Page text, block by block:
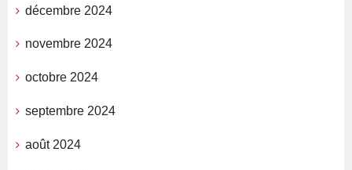
décembre 2024
novembre 2024
octobre 2024
septembre 2024
août 2024